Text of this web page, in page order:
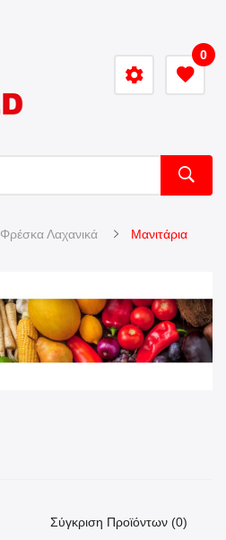
0
Φρέσκα Λαχανικά Μανιτάρια
Σύγκριση Προϊόντων (0)